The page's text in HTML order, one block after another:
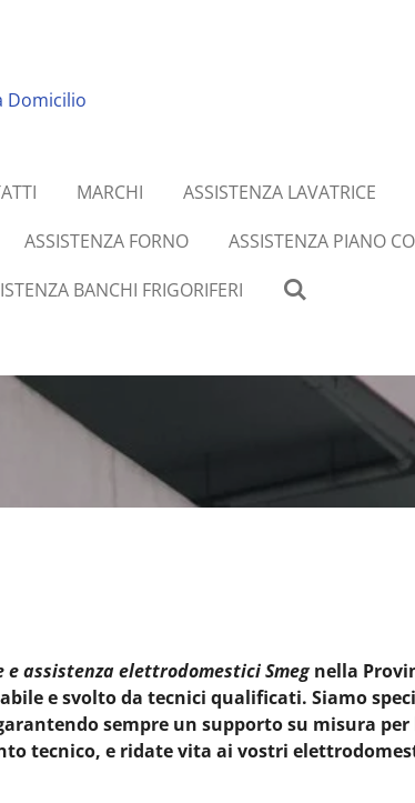
Domicilio
MARCHI
ASSISTENZA LAVATRICE
ASSISTENZA FORNO
ASSISTENZA PIANO
BANCHI FRIGORIFERI
e assistenza elettrodomestici Smegnella
e svolto da tecnici qualificati. Siamo
sempre un supporto su misura per
tecnico, e ridate vita ai vostri